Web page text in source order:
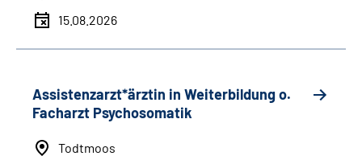
15.08.2026
Assistenzarzt*ärztin in Weiterbildung o.
Facharzt Psychosomatik
Todtmoos